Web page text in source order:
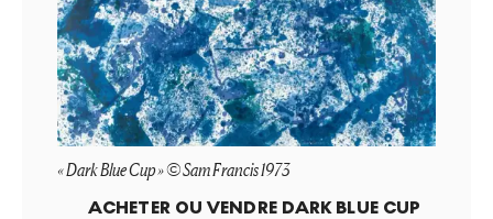
« Dark Blue Cup » © Sam Francis 1973
ACHETER OU VENDRE DARK BLUE CUP